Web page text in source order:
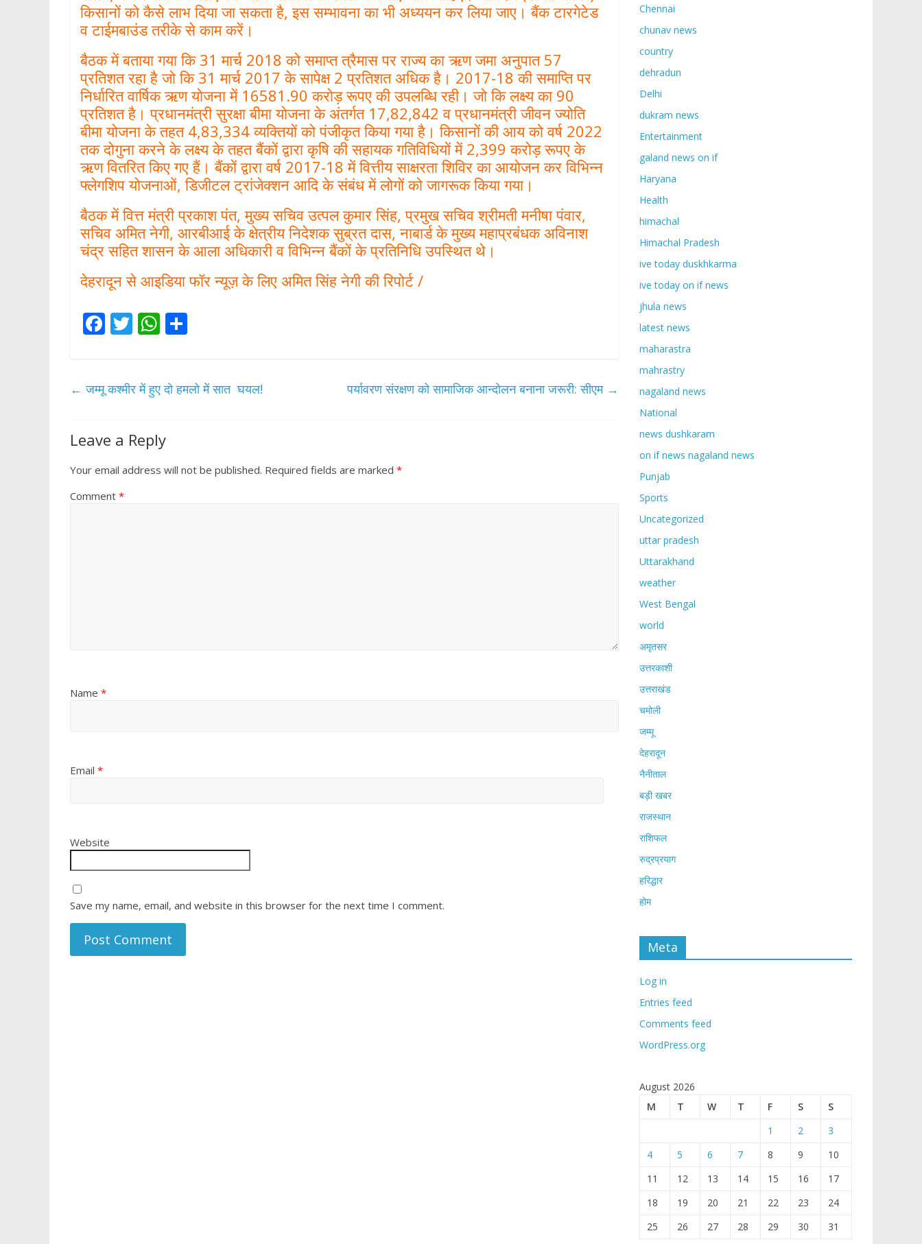
किसानों को कैसे लाभ दिया जा सकता है, इस सम्भावना का भी अध्ययन कर लिया जाए। बैंक टारगेटेड
व टाईमबाउंड तरीके से काम करें।
बैठक में बताया गया कि 31 मार्च 2018 को समाप्त त्रैमास पर राज्य का ऋण जमा अनुपात 57
प्रतिशत रहा है जो कि 31 मार्च 2017 के सापेक्ष 2 प्रतिशत अधिक है। 2017-18 की समाप्ति पर
निर्धारित वार्षिक ऋण योजना में 16581.90 करोड़ रूपए की उपलब्धि रही। जो कि लक्ष्य का 90
प्रतिशत है। प्रधानमंत्री सुरक्षा बीमा योजना के अंतर्गत 17,82,842 व प्रधानमंत्री जीवन ज्योति
बीमा योजना के तहत 4,83,334 व्यक्तियों को पंजीकृत किया गया है। किसानों की आय को वर्ष 2022
तक दोगुना करने के लक्ष्य के तहत बैंकों द्वारा कृषि की सहायक गतिविधियों में 2,399 करोड़ रूपए के
ऋण वितरित किए गए हैं। बैंकों द्वारा वर्ष 2017-18 में वित्तीय साक्षरता शिविर का आयोजन कर विभिन्न
फ्लेगशिप योजनाओं, डिजीटल ट्रांजेक्शन आदि के संबंध में लोगों को जागरूक किया गया।
बैठक में वित्त मंत्री प्रकाश पंत, मुख्य सचिव उत्पल कुमार सिंह, प्रमुख सचिव श्रीमती मनीषा पंवार,
सचिव अमित नेगी, आरबीआई के क्षेत्रीय निदेशक सुब्रत दास, नाबार्ड के मुख्य महाप्रबंधक अविनाश
चंद्र सहित शासन के आला अधिकारी व विभिन्न बैंकों के प्रतिनिधि उपस्थित थे।
देहरादून से आइडिया फॉर न्यूज़ के लिए अमित सिंह नेगी की रिपोर्ट /
F
b
o
k
T
er
W
s
p
p
e
← जम्मू कश्मीर में हुए दो हमलो में सात घयल! पर्यावरण संरक्षण को सामाजिक आन्दोलन बनाना जरूरी: सीएम →
Leave a Reply
Your email address will not be published. Required fields are marked *
Comment *
Name *
Email *
Website
Save my name, email, and website in this browser for the next time I comment.
Chennai
chunav news
country
dehradun
Delhi
dukram news
Entertainment
galand news on if
Haryana
Health
himachal
Himachal Pradesh
ive today duskhkarma
ive today on if news
jhula news
latest news
maharastra
mahrastry
nagaland news
National
news dushkaram
on if news nagaland news
Punjab
Sports
Uncategorized
uttar pradesh
Uttarakhand
weather
West Bengal
world
अमृतसर
उत्तरकाशी
उत्तराखंड
चमोली
जम्मू
देहरादून
नैनीताल
बड़ी खबर
राजस्थान
राशिफल
रुद्रप्रयाग
हरिद्धार
होम
Meta
Log in
Entries feed
Comments feed
WordPress.org
August 2026
M
T W T F S
S
1
2
3
4
5 6 7 8 9
10
11
12 13 14 15 16
17
18
19 20 21 22 23
24
25
26 27 28 29 30 31